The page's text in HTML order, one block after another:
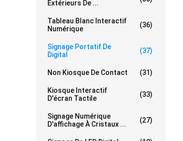
Extérieurs De ...
Tableau Blanc Interactif
Numérique
(36)
Signage Portatif De
Digital
(37)
Non Kiosque De Contact (31)
Kiosque Interactif
D'écran Tactile
(33)
Signage Numérique
D'affichage À Cristaux ...
(27)